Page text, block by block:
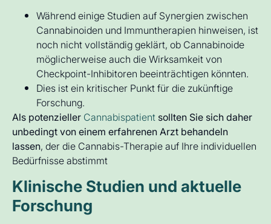
Während einige Studien auf Synergien zwischen
Cannabinoiden und Immuntherapien hinweisen, ist
noch nicht vollständig geklärt, ob Cannabinoide
möglicherweise auch die Wirksamkeit von
Checkpoint-Inhibitoren beeinträchtigen könnten.
Dies ist ein kritischer Punkt für die zukünftige
Forschung.
Als potenzieller Cannabispatient sollten Sie sich daher
unbedingt von einem erfahrenen Arzt behandeln
lassen, der die Cannabis-Therapie auf Ihre individuellen
Bedürfnisse abstimmt
Klinische Studien und aktuelle
Forschung